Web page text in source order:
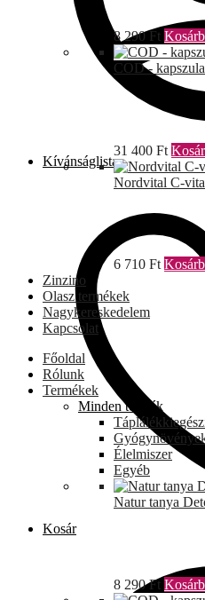
Kívánságlista
Kosár
8 290Ft
COD -
31 400 Ft
Nordvital C-
6 710 Ft
Zinzino
Olasz termékek
Nagykereskedelem
Kapcsolat
Főoldal
Rólunk
Termékek
Minden termék
Élelmiszer
Egyéb
Natur tanya
8 290Ft